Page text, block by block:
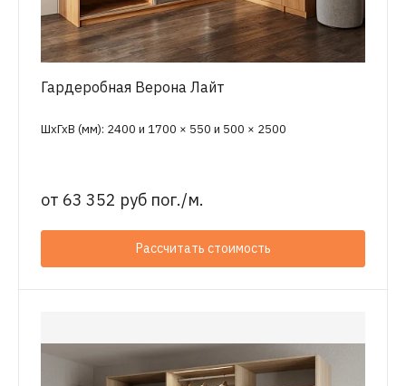
Гардеробная Верона Лайт
ШхГхВ (мм): 2400 и 1700 × 550 и 500 × 2500
от 63 352 руб пог./м.
Рассчитать стоимость